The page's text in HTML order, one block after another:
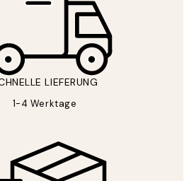
LIEFERUNG
1-4 Werktage